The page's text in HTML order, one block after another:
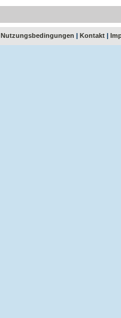
Nutzungsbedingungen | Kontakt |